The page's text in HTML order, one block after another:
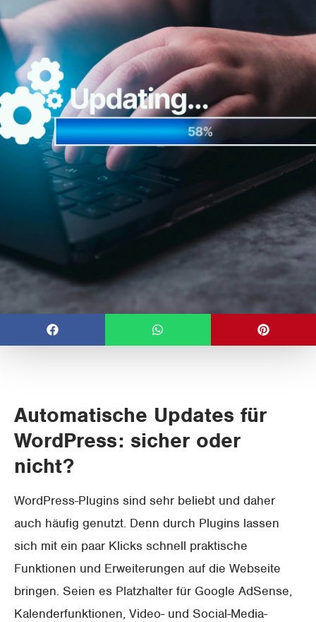
Automatische Updates für
WordPress: sicher oder
nicht?
WordPress-Plugins sind sehr beliebt und daher
auch häufig genutzt. Denn durch Plugins lassen
sich mit ein paar Klicks schnell praktische
Funktionen und Erweiterungen auf die Webseite
bringen. Seien es Platzhalter für Google AdSense,
Kalenderfunktionen, Video- und Social-Media-